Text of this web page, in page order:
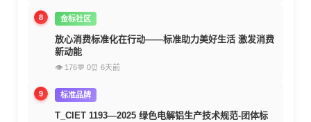
8 金标社区
放心消费标准化在行动——标准助力美好生活 激发消费
新动能
👁 176💬 0⏰ 6天前
9 标准品牌
T_CIET 1193—2025 绿色电解铝生产技术规范-团体标